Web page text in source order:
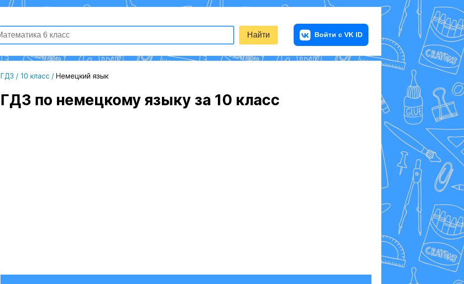
Найти
ГДЗ / 10 класс / Немецкий язык
ГДЗ по немецкому языку за 10 класс